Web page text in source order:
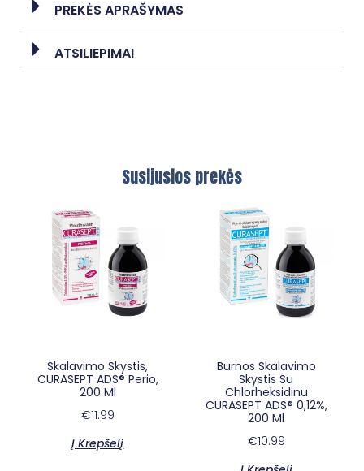
PREKĖS APRAŠYMAS
ATSILIEPIMAI
Susijusios prekės
Skalavimo Skystis,
CURASEPT ADS® Perio,
200 Ml
€11.99
Į Krepšelį
Burnos Skalavimo
Skystis Su
Chlorheksidinu
CURASEPT ADS® 0,12%,
200 Ml
€10.99
E-sypsena DI odontologas